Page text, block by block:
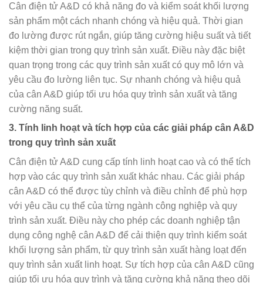
Cân điện tử A&D có khả năng đo và kiểm soát khối lượng
sản phẩm một cách nhanh chóng và hiệu quả. Thời gian
đo lường được rút ngắn, giúp tăng cường hiệu suất và tiết
kiệm thời gian trong quy trình sản xuất. Điều này đặc biệt
quan trọng trong các quy trình sản xuất có quy mô lớn và
yêu cầu đo lường liên tục. Sự nhanh chóng và hiệu quả
của cân A&D giúp tối ưu hóa quy trình sản xuất và tăng
cường năng suất.
3. Tính linh hoạt và tích hợp của các giải pháp cân A&D
trong quy trình sản xuất
Cân điện tử A&D cung cấp tính linh hoạt cao và có thể tích
hợp vào các quy trình sản xuất khác nhau. Các giải pháp
cân A&D có thể được tùy chỉnh và điều chỉnh để phù hợp
với yêu cầu cụ thể của từng ngành công nghiệp và quy
trình sản xuất. Điều này cho phép các doanh nghiệp tận
dụng công nghệ cân A&D để cải thiện quy trình kiểm soát
khối lượng sản phẩm, từ quy trình sản xuất hàng loạt đến
quy trình sản xuất linh hoạt. Sự tích hợp của cân A&D cũng
giúp tối ưu hóa quy trình và tăng cường khả năng theo dõi